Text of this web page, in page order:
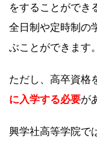
をすることができ
全日制や定時制の
ぶことができます。
ただし、高卒資格
に入学する必要が
興学社高等学院で